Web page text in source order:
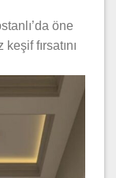
öne
fırsatını